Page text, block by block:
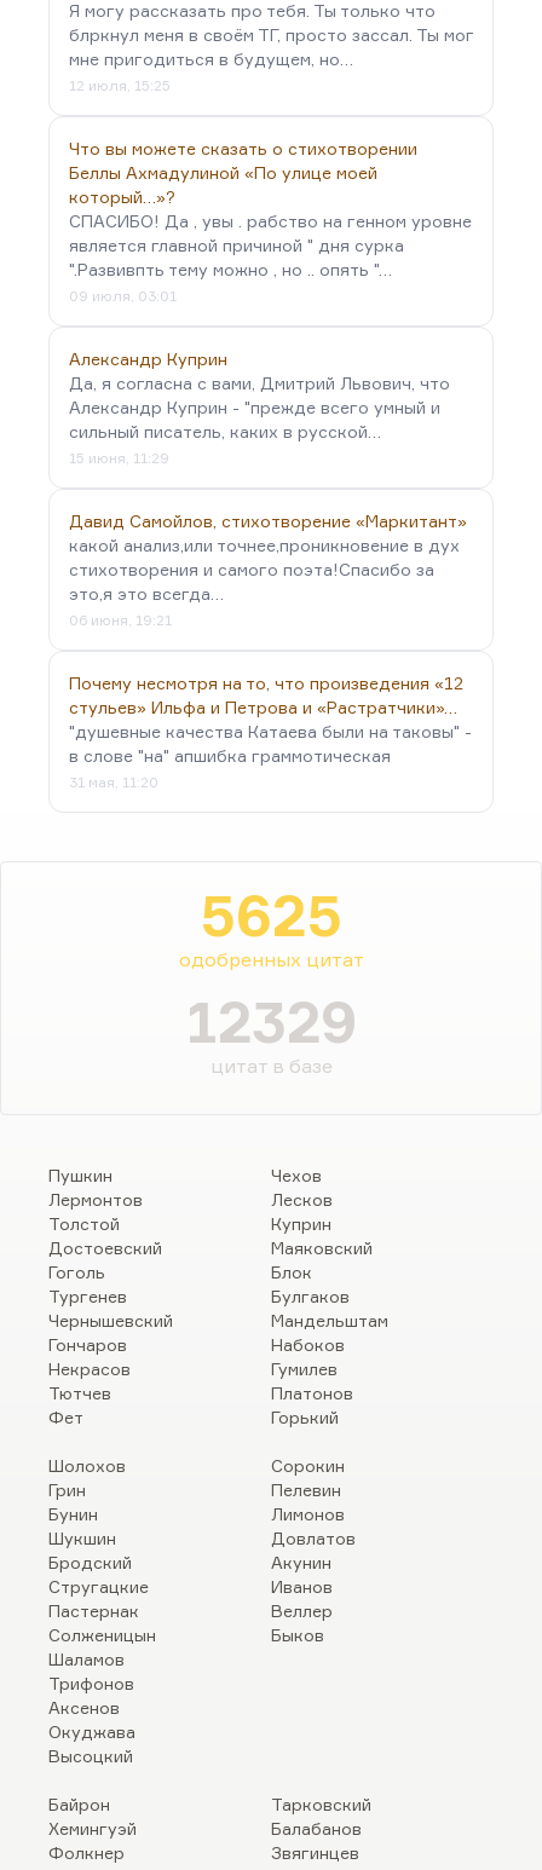
Я могу рассказать про тебя. Ты только что
блркнул меня в своём ТГ, просто зассал. Ты мог
мне пригодиться в будущем, но…
12 июля, 15:25
Что вы можете сказать о стихотворении
Беллы Ахмадулиной «По улице моей
который…»?
СПАСИБО! Да , увы . рабство на генном уровне
является главной причиной " дня сурка
".Развивпть тему можно , но .. опять "…
09 июля, 03:01
Александр Куприн
Да, я согласна с вами, Дмитрий Львович, что
Александр Куприн - "прежде всего умный и
сильный писатель, каких в русской…
15 июня, 11:29
Давид Самойлов, стихотворение «Маркитант»
какой анализ,или точнее,проникновение в дух
стихотворения и самого поэта!Спасибо за
это,я это всегда…
06 июня, 19:21
Почему несмотря на то, что произведения «12
стульев» Ильфа и Петрова и «Растратчики»…
"душевные качества Катаева были на таковы" -
в слове "на" апшибка граммотическая
31 мая, 11:20
5625
одобренных цитат
12329
цитат в базе
Пушкин
Лермонтов
Толстой
Достоевский
Гоголь
Тургенев
Чернышевский
Гончаров
Некрасов
Тютчев
Фет
Чехов
Лесков
Куприн
Маяковский
Блок
Булгаков
Мандельштам
Набоков
Гумилев
Платонов
Горький
Шолохов
Грин
Бунин
Шукшин
Бродский
Стругацкие
Пастернак
Солженицын
Шаламов
Трифонов
Аксенов
Окуджава
Высоцкий
Сорокин
Пелевин
Лимонов
Довлатов
Акунин
Иванов
Веллер
Быков
Байрон
Хемингуэй
Фолкнер
Тарковский
Балабанов
Звягинцев